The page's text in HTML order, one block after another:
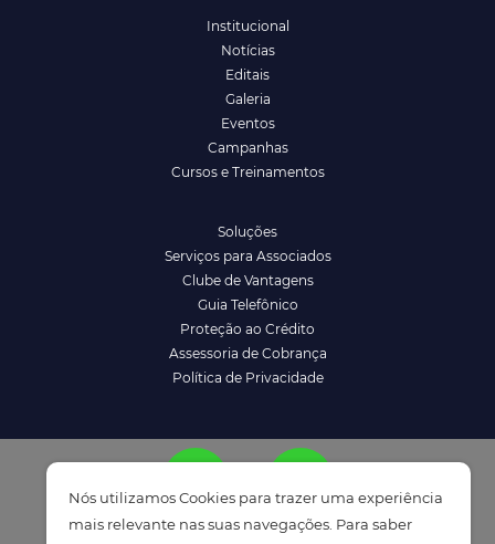
Nós utilizamos Cookies para trazer uma experiência
mais relevante nas suas navegações. Para saber
Institucional
Notícias
Editais
Galeria
Eventos
Campanhas
Cursos e Treinamentos
Soluções
Serviços para Associados
Clube de Vantagens
Guia Telefônico
Proteção ao Crédito
Assessoria de Cobrança
Política de Privacidade